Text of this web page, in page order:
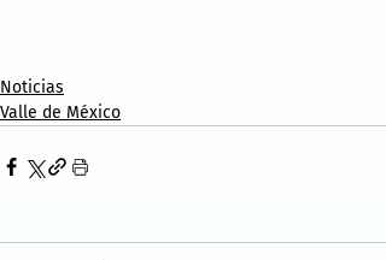
Noticias
Valle de México